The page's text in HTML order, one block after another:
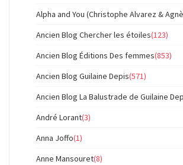
Alpha and You (Christophe Alvarez &
Ancien Blog Chercher les étoiles(123)
Ancien Blog Éditions Des femmes(853)
Ancien Blog Guilaine Depis(571)
Ancien Blog La Balustrade de Guilaine
André Lorant(3)
Anna Joffo(1)
Anne Mansouret(8)